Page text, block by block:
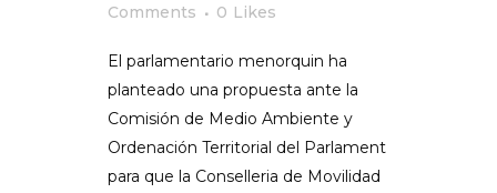
Comments
0 Likes
El parlamentario menorquin ha
planteado una propuesta ante la
Comisión de Medio Ambiente y
Ordenación Territorial del Parlament
para que la Conselleria de Movilidad